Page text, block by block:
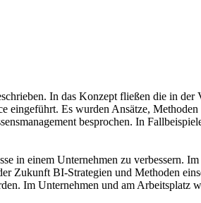
In das Konzept fließen die in
Es wurden Ansätze,
besprochen. In
in einem Unternehmen zu verbessern.
Zukunft BI-Strategien und Methoden
Im Unternehmen und am Arbeitsplatz